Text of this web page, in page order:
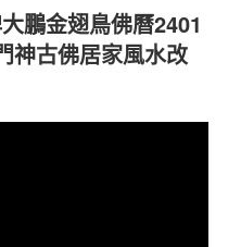
鵬金翅鳥佛曆2401
神古佛居家風水改